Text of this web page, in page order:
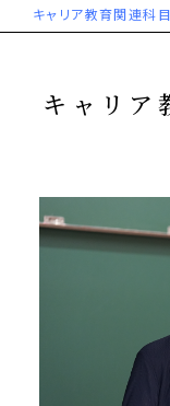
キャリア教育関連科目
キャリア